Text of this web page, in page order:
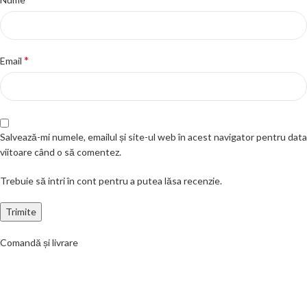
Email *
Salvează-mi numele, emailul și site-ul web în acest navigator pentru data
viitoare când o să comentez.
Trebuie să intri în cont pentru a putea lăsa recenzie.
Comandă și livrare